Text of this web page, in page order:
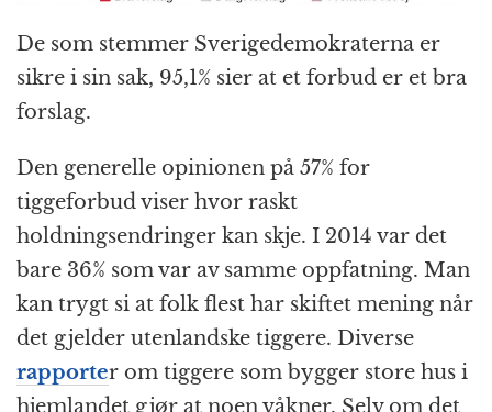
De som stemmer Sverigedemokraterna er
sikre i sin sak, 95,1% sier at et forbud er et bra
forslag.
Den generelle opinionen på 57% for
tiggeforbud viser hvor raskt
holdningsendringer kan skje. I 2014 var det
bare 36% som var av samme oppfatning. Man
kan trygt si at folk flest har skiftet mening når
det gjelder utenlandske tiggere. Diverse
rapporter om tiggere som bygger store hus i
hjemlandet gjør at noen våkner. Selv om det